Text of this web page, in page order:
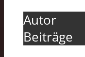
Autor
Beiträge